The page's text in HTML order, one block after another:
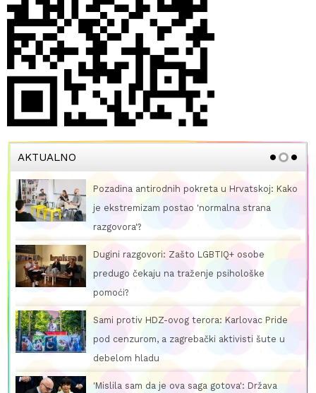
AKTUALNO
Pozadina antirodnih pokreta u Hrvatskoj: Kako
je ekstremizam postao 'normalna strana
razgovora'?
Dugini razgovori: Zašto LGBTIQ+ osobe
predugo čekaju na traženje psihološke
pomoći?
Sami protiv HDZ-ovog terora: Karlovac Pride
pod cenzurom, a zagrebački aktivisti šute u
debelom hladu
'Mislila sam da je ova saga gotova': Država